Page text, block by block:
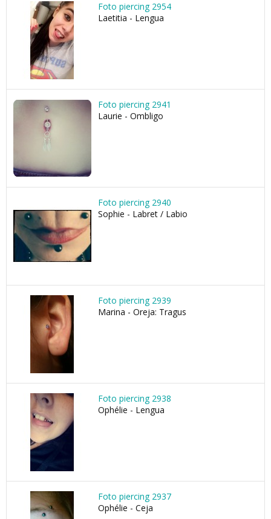
Foto piercing 2954
Laetitia - Lengua
Foto piercing 2941
Laurie - Ombligo
Foto piercing 2940
Sophie - Labret / Labio
Foto piercing 2939
Marina - Oreja: Tragus
Foto piercing 2938
Ophélie - Lengua
Foto piercing 2937
Ophélie - Ceja